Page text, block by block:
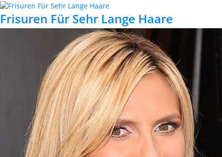
Frisuren Für Sehr Lange Haare